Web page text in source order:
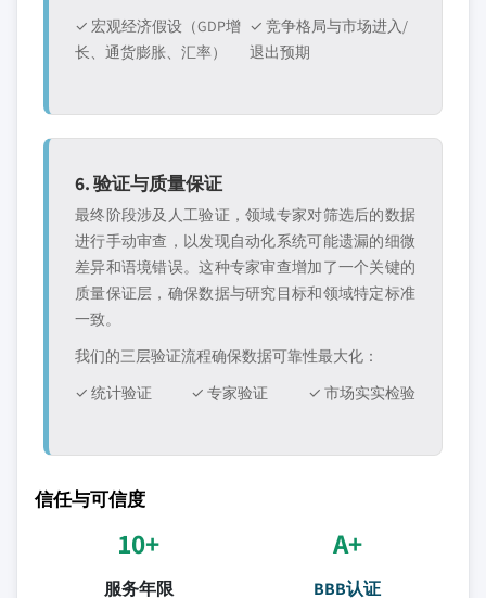
✓ 宏观经济假设（GDP增
长、通货膨胀、汇率）
✓ 竞争格局与市场进入/
退出预期
6. 验证与质量保证
最终阶段涉及人工验证，领域专家对筛选后的数据
进行手动审查，以发现自动化系统可能遗漏的细微
差异和语境错误。这种专家审查增加了一个关键的
质量保证层，确保数据与研究目标和领域特定标准
一致。
我们的三层验证流程确保数据可靠性最大化：
✓ 统计验证
✓ 专家验证 ✓ 市场实实检验
信任与可信度
10+
服务年限
A+
BBB认证